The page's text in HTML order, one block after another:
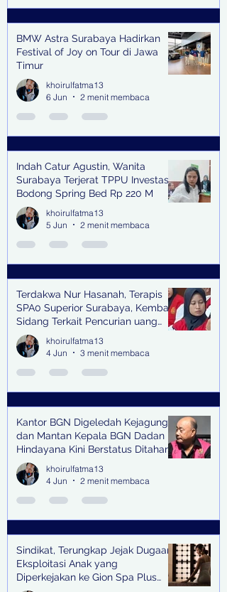
BMW Astra Surabaya Hadirkan
Festival of Joy on Tour di Jawa
Timur
khoirulfatma13
6 Jun
2 menit membaca
Indah Catur Agustin, Wanita
Surabaya Terjerat TPPU Investasi
Bodong Spring Bed Rp 220 M
khoirulfatma13
5 Jun
2 menit membaca
Terdakwa Nur Hasanah, Terapis
SPA0 Superior Surabaya, Kembali
Sidang Terkait Pencurian uang
senilai Rp1,285 M di PN Surabaya
khoirulfatma13
4 Jun
3 menit membaca
Kantor BGN Digeledah Kejagung
dan Mantan Kepala BGN Dadan
Hindayana Kini Berstatus Ditahan
khoirulfatma13
4 Jun
2 menit membaca
Sindikat, Terungkap Jejak Dugaan
Eksploitasi Anak yang
Diperkejakan ke Gion Spa Plus